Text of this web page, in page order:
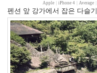
Apple| iPhone 4| Average|
펜션 앞 강가에서 잡은 다슬기
12
2007
년
3
월
9